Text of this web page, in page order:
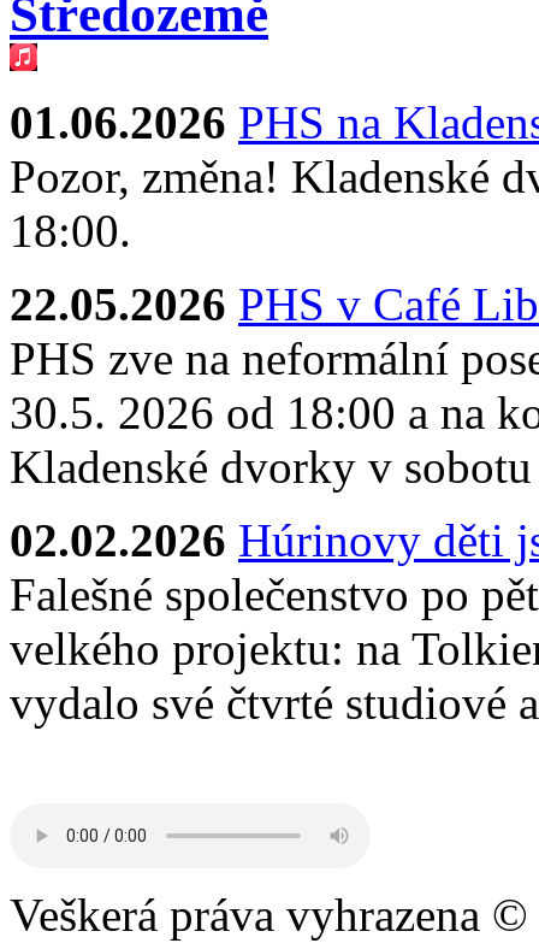
01.06.2026 PHS na
Pozor, změna! Kladenské
18:00.
22.05.2026 PHS v Café
PHS zve na neformální
30.5. 2026 od 18:00 a na
Kladenské dvorky v
02.02.2026 Húrinovy děti
Falešné společenstvo po
velkého projektu: na
vydalo své čtvrté studiové
Veškerá práva vyhrazena